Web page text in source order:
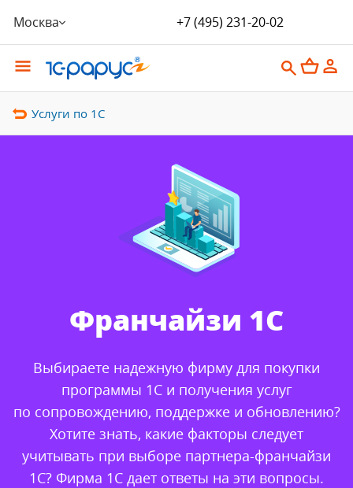
Москва +7 (495) 231-20-02
Услуги по 1С
Франчайзи 1С
Выбираете надежную фирму для покупки
программы 1С и получения услуг
по сопровождению, поддержке и обновлению?
Хотите знать, какие факторы следует
учитывать при выборе партнера-франчайзи
1С? Фирма 1С дает ответы на эти вопросы.